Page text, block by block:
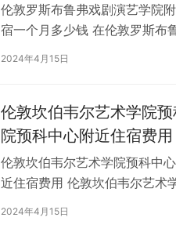
伦敦罗斯布鲁弗戏剧演艺学院
宿一个月多少钱 在伦敦罗斯布
学生活中的一项关键任务。为
2024年4月15日
伦敦坎伯韦尔艺术学院
院预科中心附近住宿费用
伦敦坎伯韦尔艺术学院预科中
近住宿费用 伦敦坎伯韦尔艺术
2024年4月15日